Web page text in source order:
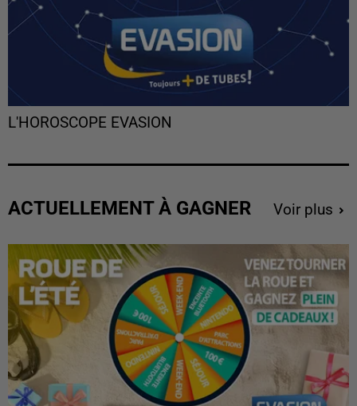
L'HOROSCOPE EVASION
ACTUELLEMENT À GAGNER Voir plus